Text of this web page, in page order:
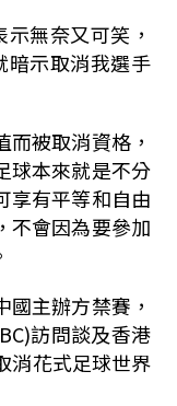
無奈又可笑，
暗示取消我選手
被取消資格，
球本來就是不分
享有平等和自由
不會因為要參加
主辦方禁賽，
訪問談及香港
消花式足球世界